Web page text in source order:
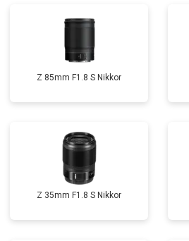
Z 85mm F1.8 S Nikkor
Z 35mm F1.8 S Nikkor